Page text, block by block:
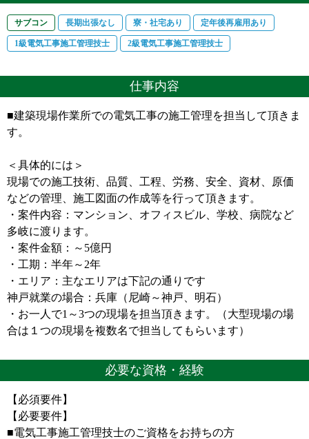
サブコン 長期出張なし 寮・社宅あり 定年後再雇用あり
1級電気工事施工管理技士 2級電気工事施工管理技士
仕事内容
■建築現場作業所での電気工事の施工管理を担当して頂きま
す。
＜具体的には＞
現場での施工技術、品質、工程、労務、安全、資材、原価
などの管理、施工図面の作成等を行って頂きます。
・案件内容：マンション、オフィスビル、学校、病院など
多岐に渡ります。
・案件金額：～5億円
・工期：半年～2年
・エリア：主なエリアは下記の通りです
神戸就業の場合：兵庫（尼崎～神戸、明石）
・お一人で1～3つの現場を担当頂きます。（大型現場の場
合は１つの現場を複数名で担当してもらいます）
必要な資格・経験
【必須要件】
【必要要件】
■電気工事施工管理技士のご資格をお持ちの方